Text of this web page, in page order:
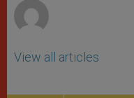
View all articles